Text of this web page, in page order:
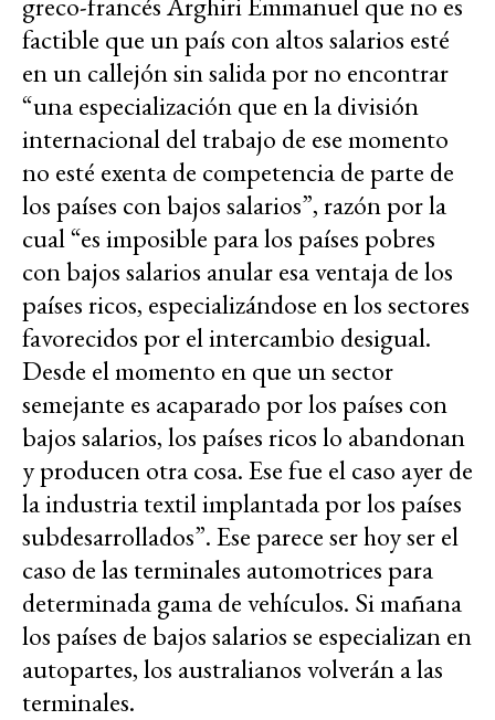
factible que un país con altos salarios esté
en un callejón sin salida por no encontrar
“una especialización que en la división
internacional del trabajo de ese momento
no esté exenta de competencia de parte de
los países con bajos salarios”, razón por la
cual “es imposible para los países pobres
con bajos salarios anular esa ventaja de los
países ricos, especializándose en los sectores
favorecidos por el intercambio desigual.
Desde el momento en que un sector
semejante es acaparado por los países con
bajos salarios, los países ricos lo abandonan
y producen otra cosa. Ese fue el caso ayer de
la industria textil implantada por los países
subdesarrollados”. Ese parece ser hoy ser el
caso de las terminales automotrices para
determinada gama de vehículos. Si mañana
los países de bajos salarios se especializan en
autopartes, los australianos volverán a las
terminales.